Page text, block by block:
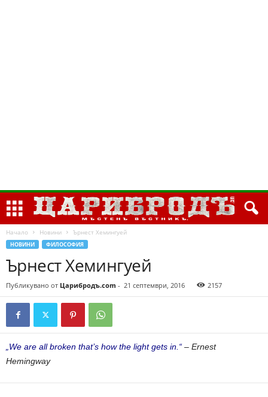
Начало Новини Ърнест Хемингуей
НОВИНИ ФИЛОСОФИЯ
Ърнест Хемингуей
Публикувано от Царибродъ.com - 21 септември, 2016 2157
„We are all broken that’s how the light gets in.“ – Ernest
Hemingway